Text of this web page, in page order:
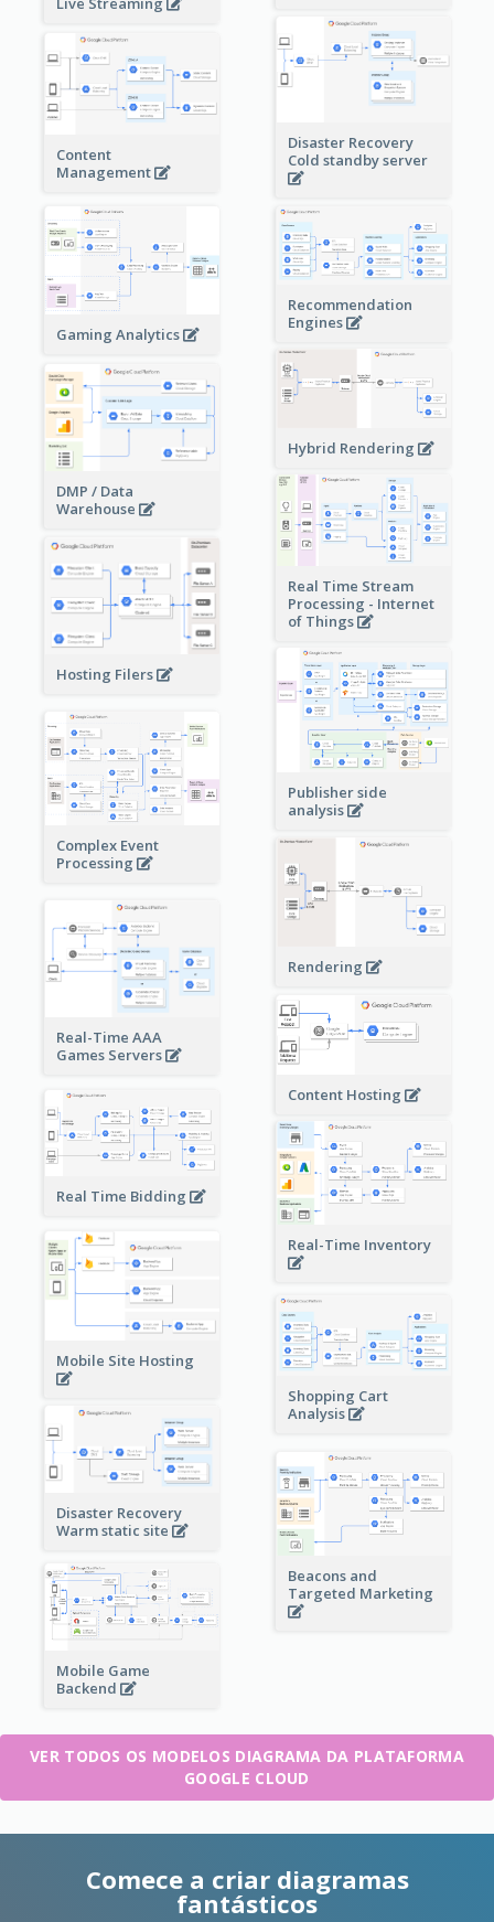
Disaster Recovery
Cold standby server
Content
Management
Gaming Analytics
Recommendation
Engines
Hybrid Rendering
DMP / Data
Warehouse
Real Time Stream
Processing - Internet
of Things
Hosting Filers
Publisher side
analysis
Complex Event
Processing
Rendering
Real-Time AAA
Games Servers
Content Hosting
Real Time Bidding
Real-Time Inventory
Mobile Site Hosting
Shopping Cart
Analysis
Disaster Recovery
Warm static site
Beacons and
Targeted Marketing
Mobile Game
Backend
VER TODOS OS MODELOS DIAGRAMA DA PLATAFORMA
GOOGLE CLOUD
Comece a criar diagramas
fantásticos